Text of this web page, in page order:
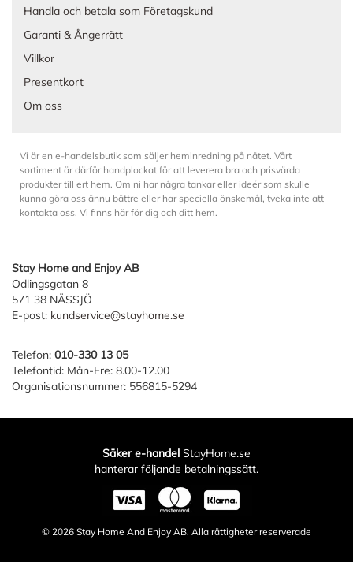
Handla och betala som Företagskund
Garanti & Ångerrätt
Villkor
Presentkort
Om oss
Vi är en e-handelsbutik som säljer heminredning på nätet. Vårt
sortiment är därför handplockat för att leverera bra och prisvärda
produkter till ert hem. Om ni har några tankar eller ideér som skulle
kunna göra oss ännu bättre eller har speciella önskemål, tveka inte att
kontakta oss. Vi finns här för dig och ditt hem.
Stay Home and Enjoy AB
Odlingsgatan 8
571 38 NÄSSJÖ
E-post: kundservice@stayhome.se
Telefon: 010-330 13 05
Telefontid: Mån-Fre: 8.00-12.00
Organisationsnummer: 556815-5294
Säker e-handel StayHome.se
hanterar följande betalningssätt.
© 2026 Stay Home And Enjoy AB. Alla rättigheter reserverade